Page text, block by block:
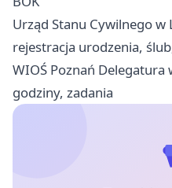
Urząd Stanu Cywilnego
rejestracja urodzenia,
WIOŚ Poznań Delegatura
godziny, zadania